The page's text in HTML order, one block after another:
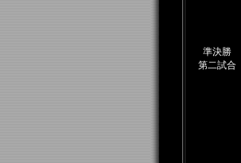
準決勝
第二試合